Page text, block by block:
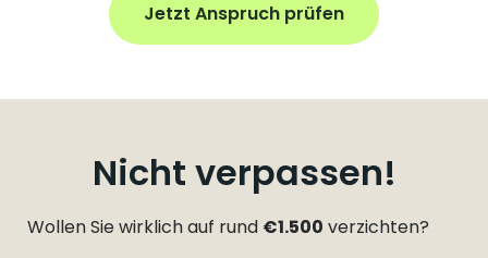
Jetzt Anspruch prüfen
Nicht verpassen!
Wollen Sie wirklich auf rund €1.500 verzichten?